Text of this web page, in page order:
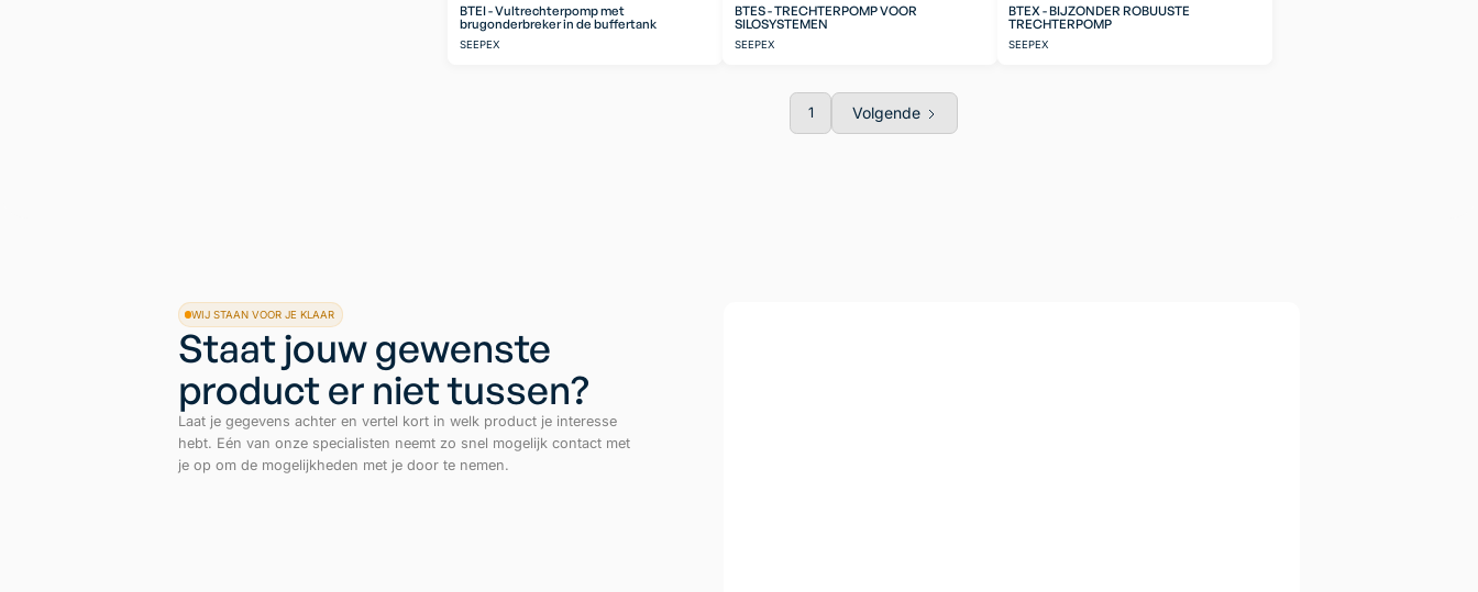
BTEI - Vultrechterpomp met
brugonderbreker in de buffertank
SEEPEX
BTES - TRECHTERPOMP VOOR
SILOSYSTEMEN
SEEPEX
BTEX - BIJZONDER ROBUUSTE
TRECHTERPOMP
SEEPEX
1 Volgende
WIJ STAAN VOOR JE KLAAR
Staat jouw gewenste
product er niet tussen?
Laat je gegevens achter en vertel kort in welk product je interesse
hebt. Eén van onze specialisten neemt zo snel mogelijk contact met
je op om de mogelijkheden met je door te nemen.